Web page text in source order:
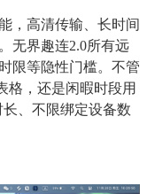
，高清传输、长时间
无界趣连2.0所有远
限等隐性门槛。不管
格，还是闲暇时段用
长、不限绑定设备数